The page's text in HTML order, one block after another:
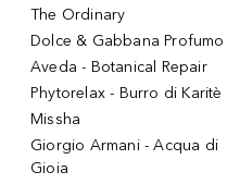
The Ordinary
Dolce & Gabbana Profumo
Aveda - Botanical Repair
Phytorelax - Burro di Karitè
Missha
Giorgio Armani - Acqua di
Gioia